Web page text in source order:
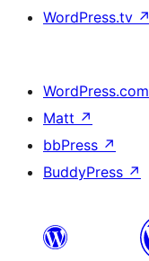
WordPress.tv ↗
WordPress.com
Matt ↗
bbPress ↗
BuddyPress ↗